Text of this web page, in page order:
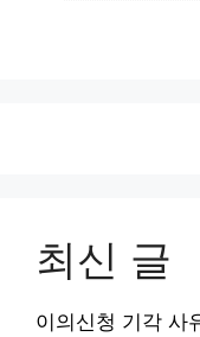
최신 글
이의신청 기각 사